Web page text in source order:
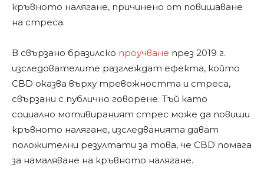
кръвното налягане, причинено от повишаване
на стреса.
В свързано бразилско проучване през 2019 г.
изследователите разглеждат ефекта, който
CBD оказва върху тревожността и стреса,
свързани с публично говорене. Тъй като
социално мотивираният стрес може да повиши
кръвното налягане, изследванията дават
положителни резултати за това, че CBD помага
за намаляване на кръвното налягане.